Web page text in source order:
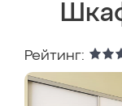
Рейтинг: